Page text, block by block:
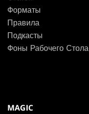
Форматы
Правила
Подкасты
Фоны Рабочего Стола
MAGIC